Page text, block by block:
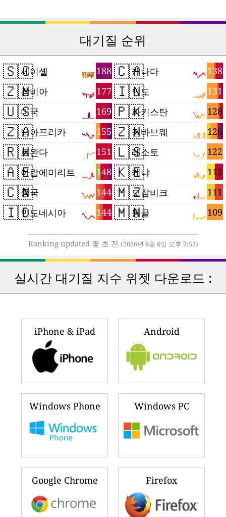
대기질 순위
🇸🇨 188
세이셸
🇿🇲 177
잠비아
🇺🇸 169
미국
🇿🇦 155
남아프리카
🇷🇼 151
르완다
🇦🇪 148
아랍에미리트
🇨🇳 144
중국
🇮🇩 144
인도네시아
🇨🇦 138
캐나다
🇮🇳 131
인도
🇵🇰 128
파키스탄
🇿🇼 126
짐바브웨
🇱🇸 122
레소토
🇰🇪 112
케냐
🇲🇿 111
모잠비크
🇲🇳 109
몽골
Ranking updated 몇 초 전 (2026년 8월 6일 오후 9:53)
실시간 대기질 지수 위젯 다운로드 :
iPhone & iPad Android
Windows Phone Windows PC
Google Chrome Firefox